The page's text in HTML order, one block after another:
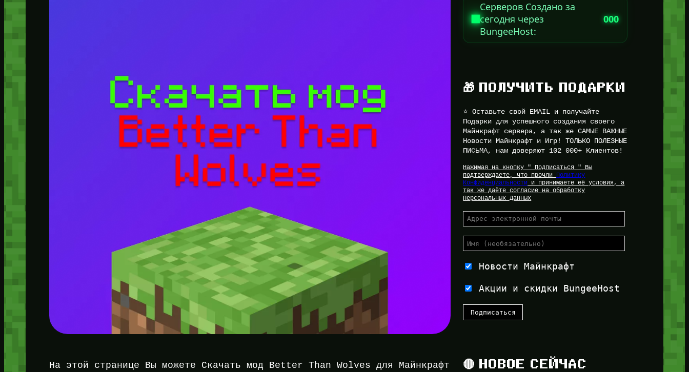
На этой странице Вы можете Скачать мод Better Than Wolves для Майнкрафт
Серверов Создано за
сегодня через
BungeeHost:
000
🎁 ПОЛУЧИТЬ ПОДАРКИ
⭐ Оставьте свой EMAIL и получайте
Подарки для успешного создания своего
Майнкрафт сервера, а так же САМЫЕ ВАЖНЫЕ
Новости Майнкрафт и Игр! ТОЛЬКО ПОЛЕЗНЫЕ
ПИСЬМА, нам доверяют 102 000+ Клиентов!
Нажимая на кнопку " Подписаться " Вы
подтверждаете, что прочли Политику
Конфиденциальности и принимаете её условия, а
так же даёте согласие на обработку
Персональных Данных
Новости Майнкрафт
Акции и скидки BungeeHost
🔴 НОВОЕ СЕЙЧАС